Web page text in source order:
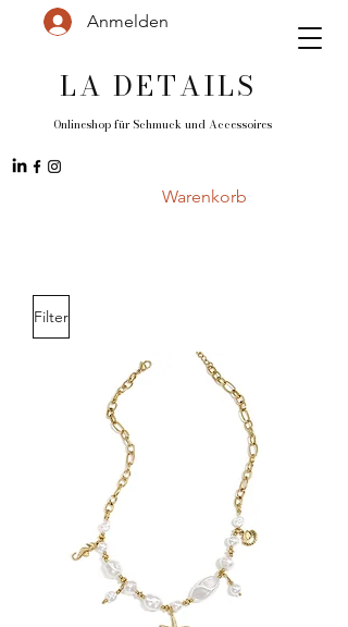
Warenkorb
LA DETAILS
Onlineshop für Schmuck und Accessoires
Anmelden
Filter